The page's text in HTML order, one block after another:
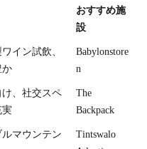
おすすめ施
設
イン試飲、
か
Babylonstore
n
、社交スペ
実
The
Backpack
ルマウンテン
Tintswalo